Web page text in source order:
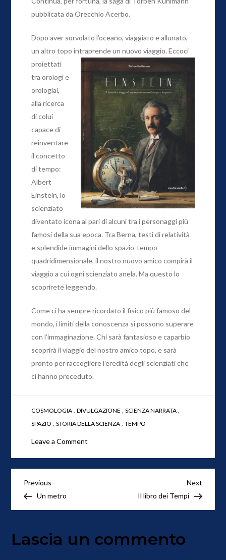
pubblicata da Orecchio Acerbo.
Dopo aver sorvolato l’oceano, viaggiato e allunato,
un altro topo intraprende un nuovo viaggio. Eccoci
proiettati
tra orologi e
orologiai,
alla ricerca
di colui
capace di
reinventare
il concetto
di tempo:
Albert
Einstein, lo
scienziato
diventato icona al pari di alcuni tra i personaggi più
famosi della sua epoca. Tra Berna, testi di relatività
e splendide immagini dello spazio-tempo
quadridimensionale, il nostro nuovo amico compirà il
viaggio a cui ogni scienziato anela. Ma questo lo
scoprirete leggendo.
Come ci ha sempre ricordato il fisico più famoso del
mondo, i limiti della conoscenza si possono superare
con l’immaginazione. Chi sarà fantasioso e caparbio
scoprirà il viaggio del nostro amico topo, e sarà
pronto per raccogliere l’eredità degli scienziati che
ci hanno preceduto.
COSMOLOGIA ,DIVULGAZIONE ,SCIENZA NARRATA ,
SPAZIO ,STORIA DELLA SCIENZA ,TEMPO
Leave a Comment
Il
attraversò
Navigazione
articoli
Previous
Post
Previous
Un metro
Next
Post
Next
Il libro dei Tempi
Lascia un commento